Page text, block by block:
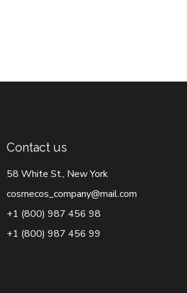
Contact us
58 White St., New York
cosmecos_company@mail.com
+1 (800) 987 456 98
+1 (800) 987 456 99